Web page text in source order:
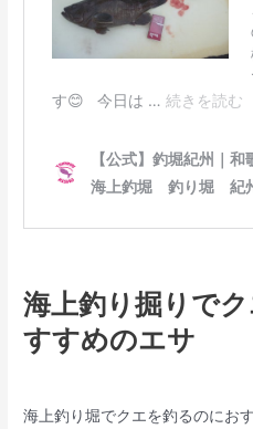
海上釣り掘りで
すすめのエサ
海上釣り堀でクエを釣るのにお